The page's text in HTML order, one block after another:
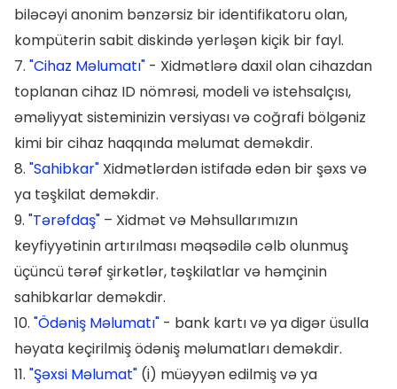
biləcəyi anonim bənzərsiz bir identifikatoru olan,
kompüterin sabit diskində yerləşən kiçik bir fayl.
7. "Cihaz Məlumatı" - Xidmətlərə daxil olan cihazdan
toplanan cihaz ID nömrəsi, modeli və istehsalçısı,
əməliyyat sisteminizin versiyası və coğrafi bölgəniz
kimi bir cihaz haqqında məlumat deməkdir.
8. "Sahibkar" Xidmətlərdən istifadə edən bir şəxs və
ya təşkilat deməkdir.
9. "Tərəfdaş" – Xidmət və Məhsullarımızın
keyfiyyətinin artırılması məqsədilə cəlb olunmuş
üçüncü tərəf şirkətlər, təşkilatlar və həmçinin
sahibkarlar deməkdir.
10. "Ödəniş Məlumatı" - bank kartı və ya digər üsulla
həyata keçirilmiş ödəniş məlumatları deməkdir.
11. "Şəxsi Məlumat" (i) müəyyən edilmiş və ya